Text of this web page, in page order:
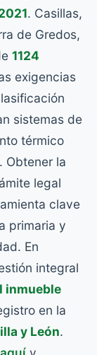
. Casillas,
de Gredos,
1124
exigencias
sistemas de
térmico
Obtener la
legal
clave
primaria y
En
integral
inmueble
en la
y León.